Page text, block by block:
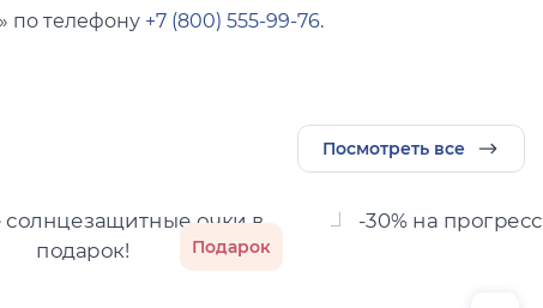
по телефону +7 (800) 555-99-76.
Посмотреть все
Подарок